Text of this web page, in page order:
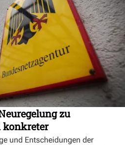
zu
konkreter
und Entscheidungen der